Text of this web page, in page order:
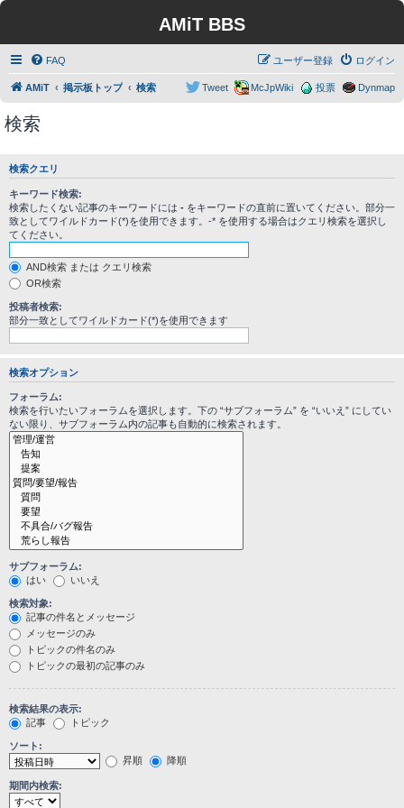
AMiT BBS
FAQ ログイン
ユーザー登録
AMiT 掲示板トップ 検索 Dynmap
投票
McJpWiki
Tweet
検索
検索クエリ
キーワード検索:
検索したくない記事のキーワードには - をキーワードの直前に置いてください。部分一
致としてワイルドカード(*)を使用できます。-* を使用する場合はクエリ検索を選択し
てください。
AND検索 または クエリ検索
OR検索
投稿者検索:
部分一致としてワイルドカード(*)を使用できます
検索オプション
フォーラム:
検索を行いたいフォーラムを選択します。下の “サブフォーラム” を “いいえ” にしてい
ない限り、サブフォーラム内の記事も自動的に検索されます。
サブフォーラム:
はい
いいえ
検索対象:
記事の件名とメッセージ
メッセージのみ
トピックの件名のみ
トピックの最初の記事のみ
検索結果の表示:
記事
トピック
ソート:
昇順
降順
期間内検索: